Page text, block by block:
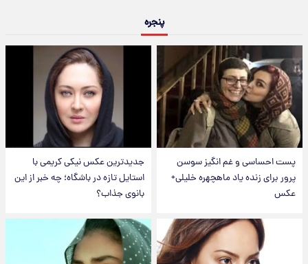
پنجره
پست احساسی و غم انگیز سوسن
پرور برای زنده یاد ماهچهره خلیلی+
عکس
جدیدترین عکس نیکی کریمی با
استایل تازه در باشگاه؛ چه خبر از این
بانوی جذاب؟